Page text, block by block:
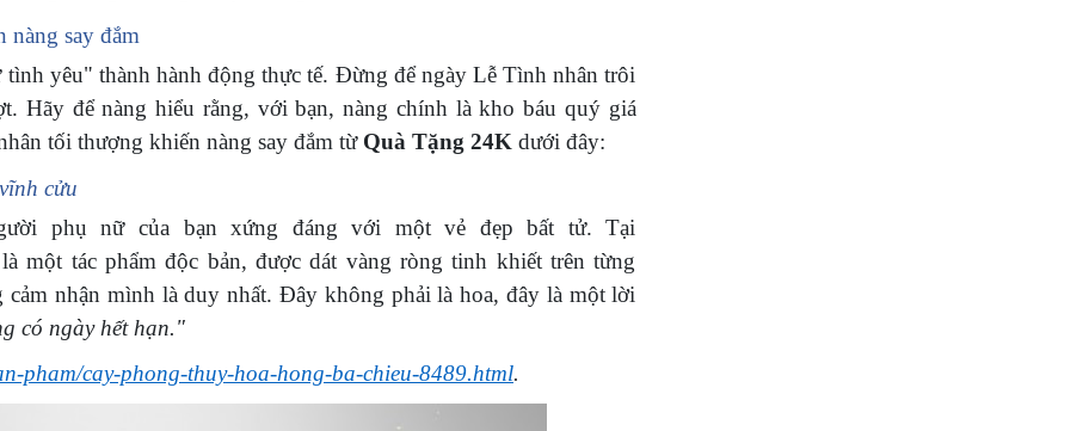
say đắm
yêu" thành hành động thực tế. Đừng để ngày Lễ Tình nhân trôi
Hãy để nàng hiểu rằng, với bạn, nàng chính là kho báu quý giá
tối thượng khiến nàng say đắm từ Quà Tặng 24K dưới đây:
cửu
phụ nữ của bạn xứng đáng với một vẻ đẹp bất tử. Tại
một tác phẩm độc bản, được dát vàng ròng tinh khiết trên từng
cảm nhận mình là duy nhất. Đây không phải là hoa, đây là một lời
có ngày hết hạn."
pham/cay-phong-thuy-hoa-hong-ba-chieu-8489.html.